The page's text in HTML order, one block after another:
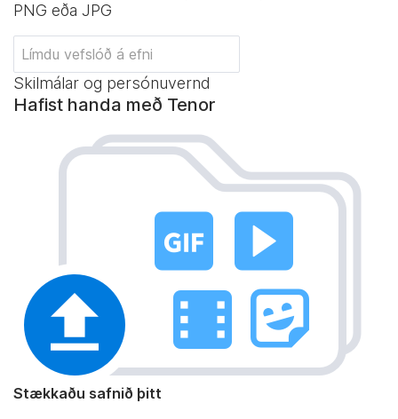
PNG eða JPG
Skilmálar og persónuvernd
Hafist handa með Tenor
Stækkaðu safnið þitt